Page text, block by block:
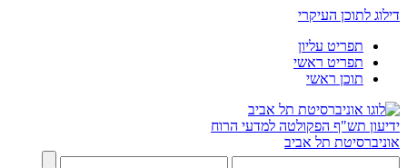
דילוג לתוכן העיקרי
תפריט עליון
תפריט ראשי
תוכן ראשי
ידיעון תש"ף הפקולטה למדעי הרוח
אוניברסיטת תל אביב